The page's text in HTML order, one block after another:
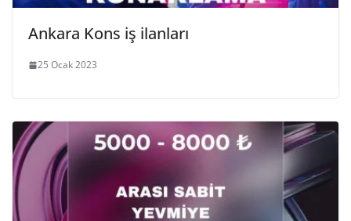
Ankara Kons iş ilanları
25 Ocak 2023